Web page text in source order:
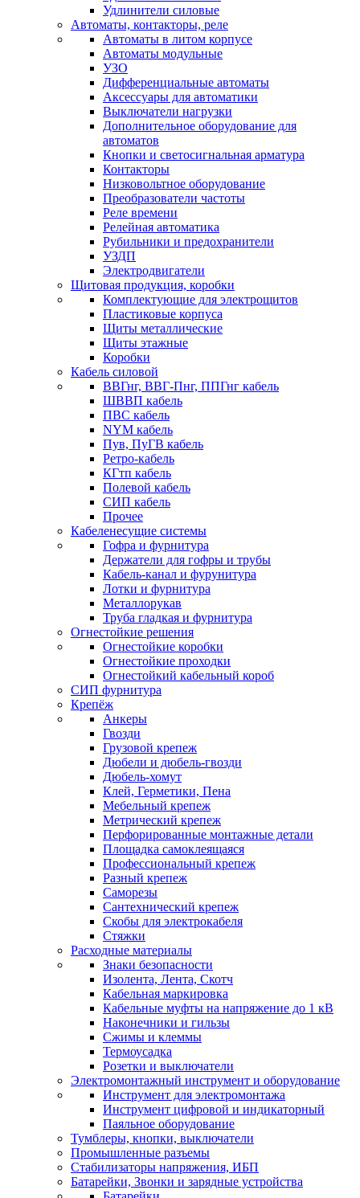
Удлинители силовые
Автоматы, контакторы, реле
Автоматы в литом корпусе
Автоматы модульные
УЗО
Дифференциальные автоматы
Аксессуары для автоматики
Выключатели нагрузки
Дополнительное оборудование для
автоматов
Кнопки и светосигнальная арматура
Контакторы
Низковольтное оборудование
Преобразователи частоты
Реле времени
Релейная автоматика
Рубильники и предохранители
УЗДП
Электродвигатели
Щитовая продукция, коробки
Комплектующие для электрощитов
Пластиковые корпуса
Щиты металлические
Щиты этажные
Коробки
Кабель силовой
ВВГнг, ВВГ-Пнг, ППГнг кабель
ШВВП кабель
ПВС кабель
NYM кабель
Пув, ПуГВ кабель
Ретро-кабель
КГтп кабель
Полевой кабель
СИП кабель
Прочее
Кабеленесущие системы
Гофра и фурнитура
Держатели для гофры и трубы
Кабель-канал и фурунитура
Лотки и фурнитура
Металлорукав
Труба гладкая и фурнитура
Огнестойкие решения
Огнестойкие коробки
Огнестойкие проходки
Огнестойкий кабельный короб
СИП фурнитура
Крепёж
Анкеры
Гвозди
Грузовой крепеж
Дюбели и дюбель-гвозди
Дюбель-хомут
Клей, Герметики, Пена
Мебельный крепеж
Метрический крепеж
Перфорированные монтажные детали
Площадка самоклеящаяся
Профессиональный крепеж
Разный крепеж
Саморезы
Сантехнический крепеж
Скобы для электрокабеля
Стяжки
Расходные материалы
Знаки безопасности
Изолента, Лента, Скотч
Кабельная маркировка
Кабельные муфты на напряжение до 1 кВ
Наконечники и гильзы
Сжимы и клеммы
Термоусадка
Розетки и выключатели
Электромонтажный инструмент и оборудование
Инструмент для электромонтажа
Инструмент цифровой и индикаторный
Паяльное оборудование
Тумблеры, кнопки, выключатели
Промышленные разъемы
Стабилизаторы напряжения, ИБП
Батарейки, Звонки и зарядные устройства